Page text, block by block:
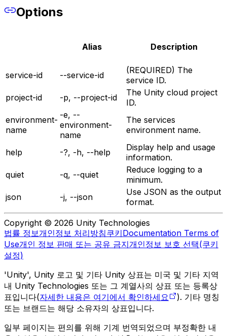
Options
Alias Description
service-id --service-id
(REQUIRED) The
service ID.
project-id
-p, --project-id
The Unity cloud project
ID.
environment-
name
-e, --
environment-
name
The services
environment name.
help -?, -h, --help
Display help and usage
information.
quiet
-q, --quiet
Reduce logging to a
minimum.
json
-j, --json
Use JSON as the output
format.
Copyright © 2026 Unity Technologies
법률 정보개인정보 처리방침쿠키Documentation Terms of
Use개인 정보 판매 또는 공유 금지개인정보 보호 선택(쿠키
설정)
'Unity', Unity 로고 및 기타 Unity 상표는 미국 및 기타 지역
내 Unity Technologies 또는 그 계열사의 상표 또는 등록상
표입니다(자세한 내용은 여기에서 확인하세요
). 기타 명칭
또는 브랜드는 해당 소유자의 상표입니다.
일부 페이지는 편의를 위해 기계 번역되었으며 부정확한 내